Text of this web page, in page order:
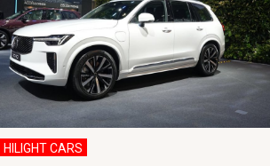
HILIGHT CARS